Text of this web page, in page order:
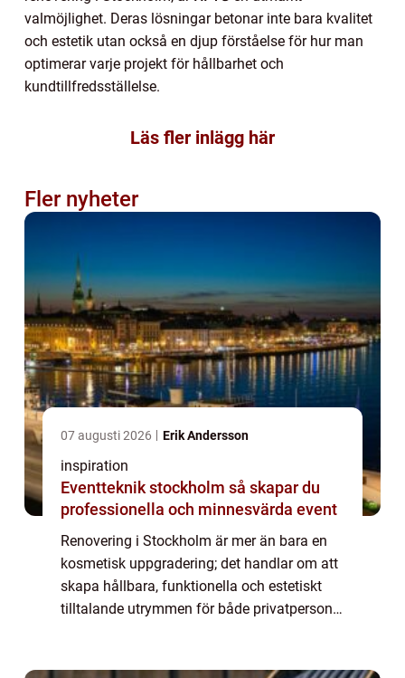
valmöjlighet. Deras lösningar betonar inte bara kvalitet
och estetik utan också en djup förståelse för hur man
optimerar varje projekt för hållbarhet och
kundtillfredsställelse.
Läs fler inlägg här
Fler nyheter
07 augusti 2026 Erik Andersson
inspiration
Eventteknik stockholm så skapar du
professionella och minnesvärda event
Renovering i Stockholm är mer än bara en
kosmetisk uppgradering; det handlar om att
skapa hållbara, funktionella och estetiskt
tilltalande utrymmen för både privatpersoner